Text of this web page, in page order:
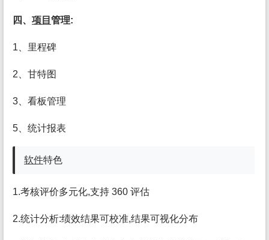
四、 项目 管理:
1、里程碑
2、甘特图
3、看板管理
5、统计报表
软件特色
1.考核评价多元化,支持 360 评估
2.统计分析:绩效结果可校准,结果可视化分布